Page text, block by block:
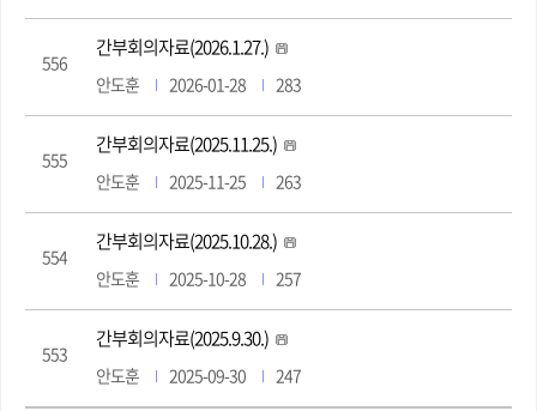
556
간부회의자료(2026.1.27.)
안도훈 2026-01-28 283
555
간부회의자료(2025.11.25.)
안도훈 2025-11-25 263
554
간부회의자료(2025.10.28.)
안도훈 2025-10-28 257
553
간부회의자료(2025.9.30.)
안도훈 2025-09-30 247